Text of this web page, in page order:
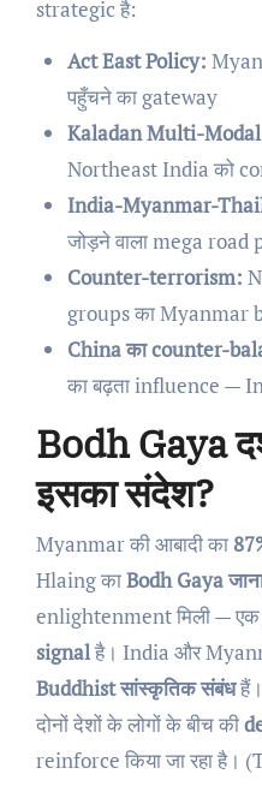
strategic है:
Act East Policy:
पहुँचने का gateway
Kaladan Multi-
Northeast India को
India-Myanmar-
जोड़ने वाला mega road
Counter-terrorism:
groups का Myanmar
China का counter-
का बढ़ता influence —
Bodh Gaya
इसका संदेश?
Myanmar की आबादी का
Hlaing काBodh Gaya
enlightenment मिली —
signalहै। India और
Buddhist सांस्कृतिक संबंध
दोनों देशों के लोगों के बीच की
reinforce किया जा रहा है।